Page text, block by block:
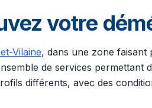
votre
Vilaine, dans une zone faisant
de services
différents, avec des